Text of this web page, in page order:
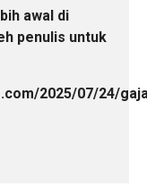
awal di
penulis untuk
2025/07/24/